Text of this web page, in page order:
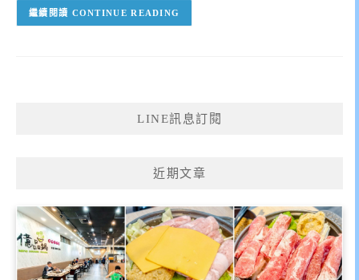
CONTINUE READING
LINE訊息訂閱
近期文章